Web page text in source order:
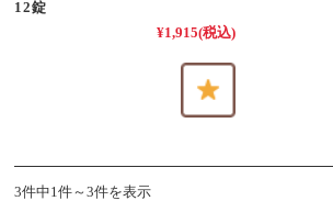
12錠
¥1,915(税込)
3件中1件～3件を表示